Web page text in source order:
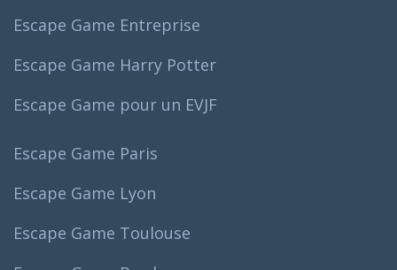
Escape Game Entreprise
Escape Game Harry Potter
Escape Game pour un EVJF
Escape Game Paris
Escape Game Lyon
Escape Game Toulouse